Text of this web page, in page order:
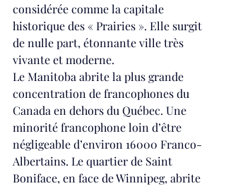
considérée comme la capitale
historique des « Prairies ». Elle surgit
de nulle part, étonnante ville très
vivante et moderne.
Le Manitoba abrite la plus grande
concentration de francophones du
Canada en dehors du Québec. Une
minorité francophone loin d’être
négligeable d’environ 16 000 Franco-
Albertains. Le quartier de Saint
Boniface, en face de Winnipeg, abrite